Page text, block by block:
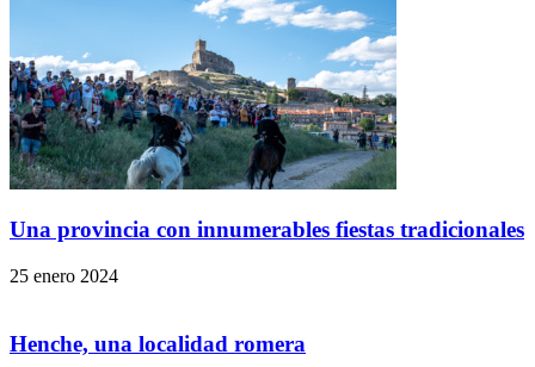
Una provincia con innumerables fiestas tradicionales
25 enero 2024
Henche, una localidad romera